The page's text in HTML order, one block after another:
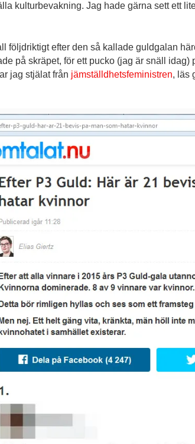
kulturbevakning. Jag hade gärna sett ett
följdriktigt efter den så kallade guldgalan
på skräpet, för ett pucko (jag är snäll idag)
jag stjälat från jämställdhetsfeministren, läs